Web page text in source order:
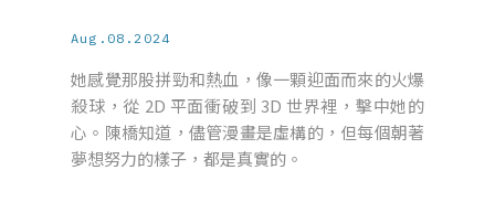
Aug.08.2024
她感覺那股拼勁和熱血，像一顆迎面而來的火爆
殺球，從 2D 平面衝破到 3D 世界裡，擊中她的
心。陳橋知道，儘管漫畫是虛構的，但每個朝著
夢想努力的樣子，都是真實的。